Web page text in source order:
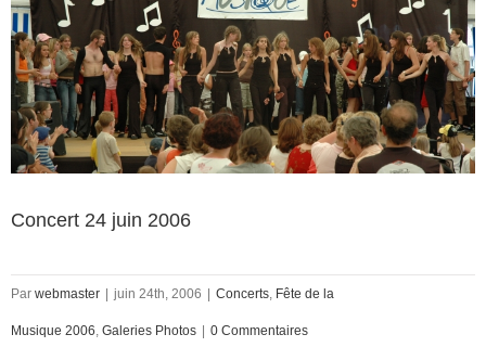
Concert 24 juin 2006
Par webmaster juin 24th, 2006 Concerts, Fête de la
Musique 2006, Galeries Photos 0 Commentaires